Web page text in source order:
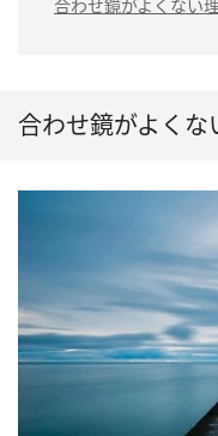
合わせ鏡がよくない
合わせ鏡がよく